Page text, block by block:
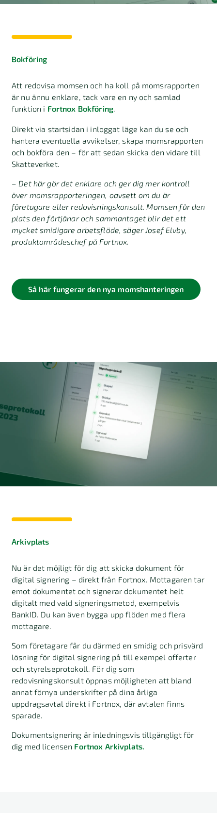
Bokföring
Att redovisa momsen och ha koll på momsrapporten
är nu ännu enklare, tack vare en ny och samlad
funktion i Fortnox Bokföring.
Direkt via startsidan i inloggat läge kan du se och
hantera eventuella avvikelser, skapa momsrapporten
och bokföra den – för att sedan skicka den vidare till
Skatteverket.
– Det här gör det enklare och ger dig mer kontroll
över momsrapporteringen, oavsett om du är
företagare eller redovisningskonsult. Momsen får den
plats den förtjänar och sammantaget blir det ett
mycket smidigare arbetsflöde, säger Josef Elvby,
produktområdeschef på Fortnox.
Så här fungerar den nya momshanteringen
Arkivplats
Nu är det möjligt för dig att skicka dokument för
digital signering – direkt från Fortnox. Mottagaren tar
emot dokumentet och signerar dokumentet helt
digitalt med vald signeringsmetod, exempelvis
BankID. Du kan även bygga upp flöden med flera
mottagare.
Som företagare får du därmed en smidig och prisvärd
lösning för digital signering på till exempel offerter
och styrelseprotokoll. För dig som
redovisningskonsult öppnas möjligheten att bland
annat förnya underskrifter på dina årliga
uppdragsavtal direkt i Fortnox, där avtalen finns
sparade.
Dokumentsignering är inledningsvis tillgängligt för
dig med licensen Fortnox Arkivplats.